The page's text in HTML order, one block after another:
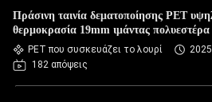
Πράσινη ταινία δεματοποίησης PET
θερμοκρασία 19mm ιμάντας πολυεστέρα
συσκευασία
PET που συσκευάζει το λουρί
182 απόψεις